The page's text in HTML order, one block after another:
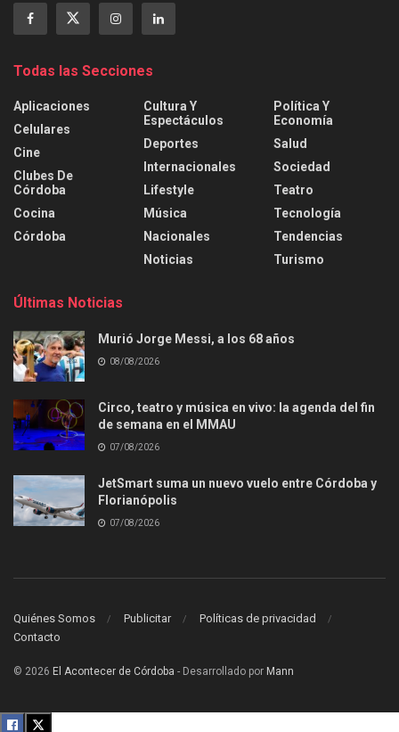
Todas las Secciones
Aplicaciones
Celulares
Cine
Clubes De
Córdoba
Cocina
Córdoba
Cultura Y
Espectáculos
Deportes
Internacionales
Lifestyle
Música
Nacionales
Noticias
Política Y
Economía
Salud
Sociedad
Teatro
Tecnología
Tendencias
Turismo
Últimas Noticias
Murió Jorge Messi, a los 68 años
08/08/2026
Circo, teatro y música en vivo: la agenda del fin
de semana en el MMAU
07/08/2026
JetSmart suma un nuevo vuelo entre Córdoba y
Florianópolis
07/08/2026
Quiénes Somos Publicitar
Políticas de privacidad
Contacto
© 2026 El Acontecer de Córdoba - Desarrollado por Mann